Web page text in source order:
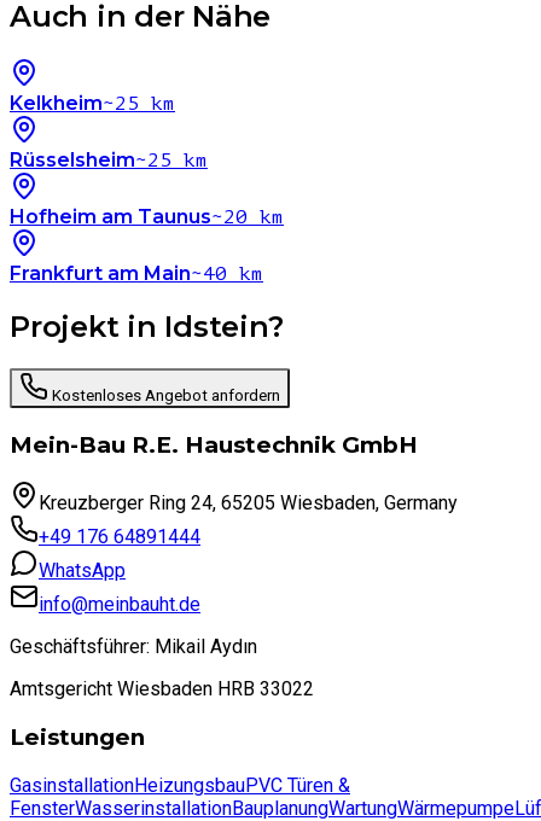
Auch in der Nähe
Kelkheim~25 km
Rüsselsheim~25 km
Hofheim am Taunus~20 km
Frankfurt am Main~40 km
Projekt in Idstein?
Kostenloses Angebot anfordern
Mein-Bau R.E. Haustechnik GmbH
Kreuzberger Ring 24, 65205 Wiesbaden, Germany
+49 176 64891444
WhatsApp
info@meinbauht.de
Geschäftsführer: Mikail Aydın
Amtsgericht Wiesbaden HRB 33022
Leistungen
GasinstallationHeizungsbauPVC Türen &
FensterWasserinstallationBauplanungWartungWärmepumpe